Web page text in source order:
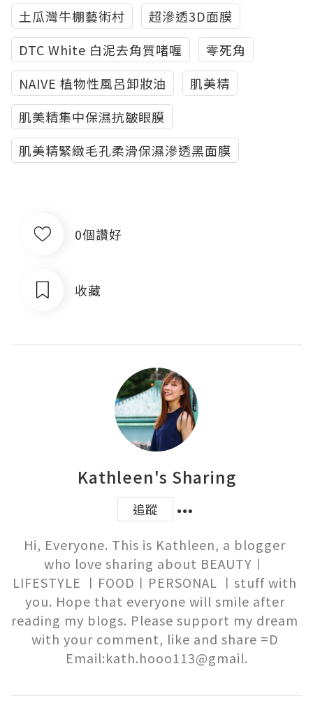
土瓜灣牛棚藝術村
超滲透3D面膜
DTC White 白泥去角質啫喱
零死角
NAIVE 植物性風呂卸妝油
肌美精
肌美精集中保濕抗皺眼膜
肌美精緊緻毛孔柔滑保濕滲透黑面膜
0個讚好
收藏
Kathleen's Sharing
追蹤
Hi, Everyone. This is Kathleen, a blogger
who love sharing about BEAUTY〡
LIFESTYLE 〡FOOD〡PERSONAL 〡stuff with
you. Hope that everyone will smile after
reading my blogs. Please support my dream
with your comment, like and share =D
Email:kath.hooo113@gmail.